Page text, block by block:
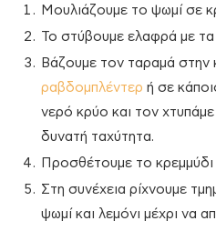
Μουλιάζουμε το ψωμί σε
Το στύβουμε ελαφρά με τα
Βάζουμε τον ταραμά στην
ραβδομπλέντερ ή σε
νερό κρύο και τον
δυνατή ταχύτητα.
Προσθέτουμε το κρεμμύδι
Στη συνέχεια ρίχνουμε
ψωμί και λεμόνι μέχρι να